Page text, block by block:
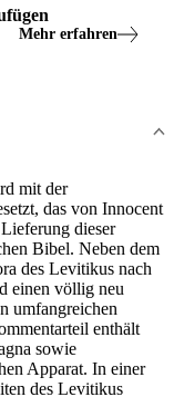
Mehr erfahren
mit der
das von Innocent
dieser
Bibel. Neben dem
des Levitikus nach
einen völlig neu
umfangreichen
enthält
sowie
Apparat. In einer
des Levitikus